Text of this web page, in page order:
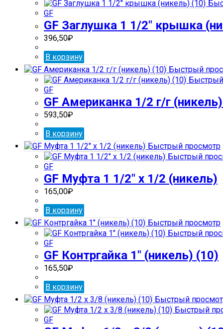
GF
GF Заглушка 1 1/2″ крышка
396,50₽
В корзину
Быстрый
GF
GF Американка 1/2 г/г
593,50₽
В корзину
Быстрый просмотр
Быстрый
GF
GF Муфта 1 1/2″ х 1/2 (никель)
165,00₽
В корзину
Быстрый просмотр
Быстрый
GF
GF Контргайка 1″ (никель) (10)
165,50₽
В корзину
Быстрый
Быстрый
GF